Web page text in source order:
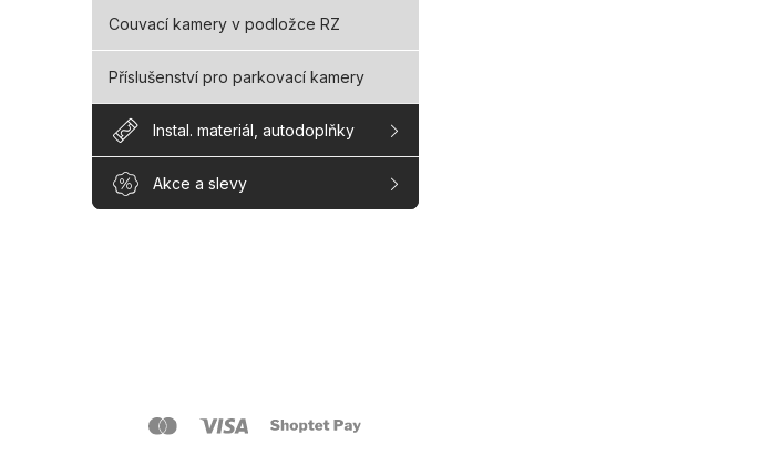
Couvací kamery v podložce RZ
Příslušenství pro parkovací kamery
Instal. materiál, autodoplňky
Akce a slevy